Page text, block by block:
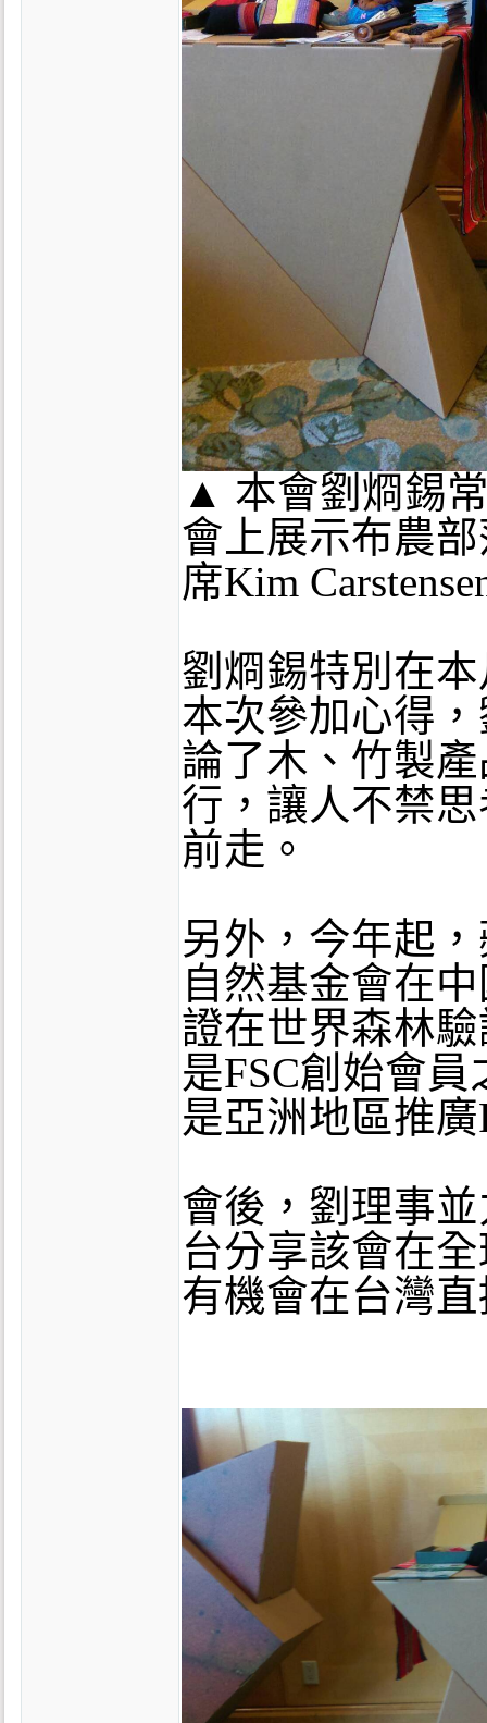
▲ 本會劉烱錫
會上展示布農
席Kim
劉烱錫特別在
本次參加心得
論了木、竹製
行，讓人不禁
前走。
另外，今年起
自然基金會在
證在世界森林
是FSC創始會
是亞洲地區推
會後，劉理事並
台分享該會在
有機會在台灣